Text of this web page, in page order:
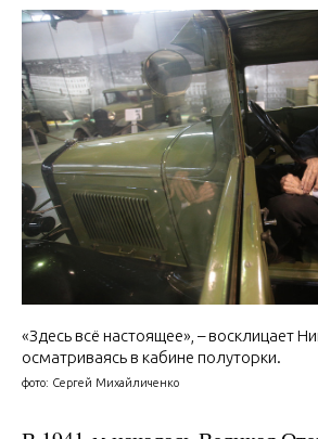
«Здесь всё настоящее», – восклицает
осматриваясь в кабине полуторки.
фото: Сергей Михайличенко